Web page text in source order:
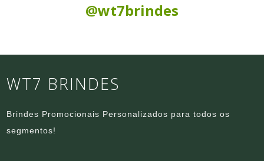
@wt7brindes
WT7 BRINDES
Brindes Promocionais Personalizados para todos os
segmentos!